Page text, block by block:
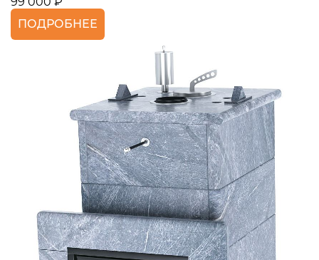
ПОДРОБНЕЕ